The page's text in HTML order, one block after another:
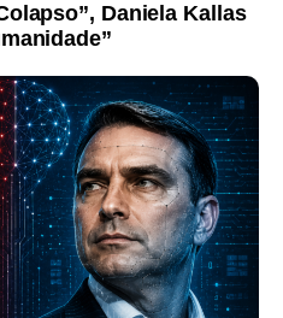
Daniela Kallas